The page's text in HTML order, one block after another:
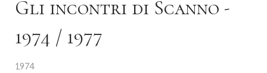
Gli incontri di Scanno -
1974 / 1977
1974